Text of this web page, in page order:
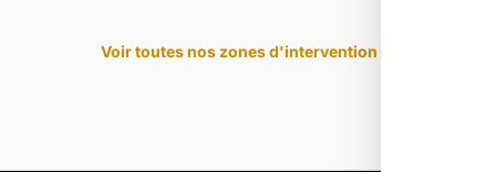
Voir toutes nos zones d'intervention